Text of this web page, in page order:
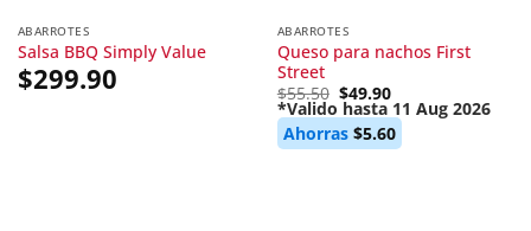
ABARROTES
Salsa BBQ Simply Value
$299.90
ABARROTES
Queso para nachos First
Street
$55.50 Original
price
was:
$55.50.
$49.90
*Valido hasta 11 Aug 2026
Current
price
is:
Ahorras $5.60